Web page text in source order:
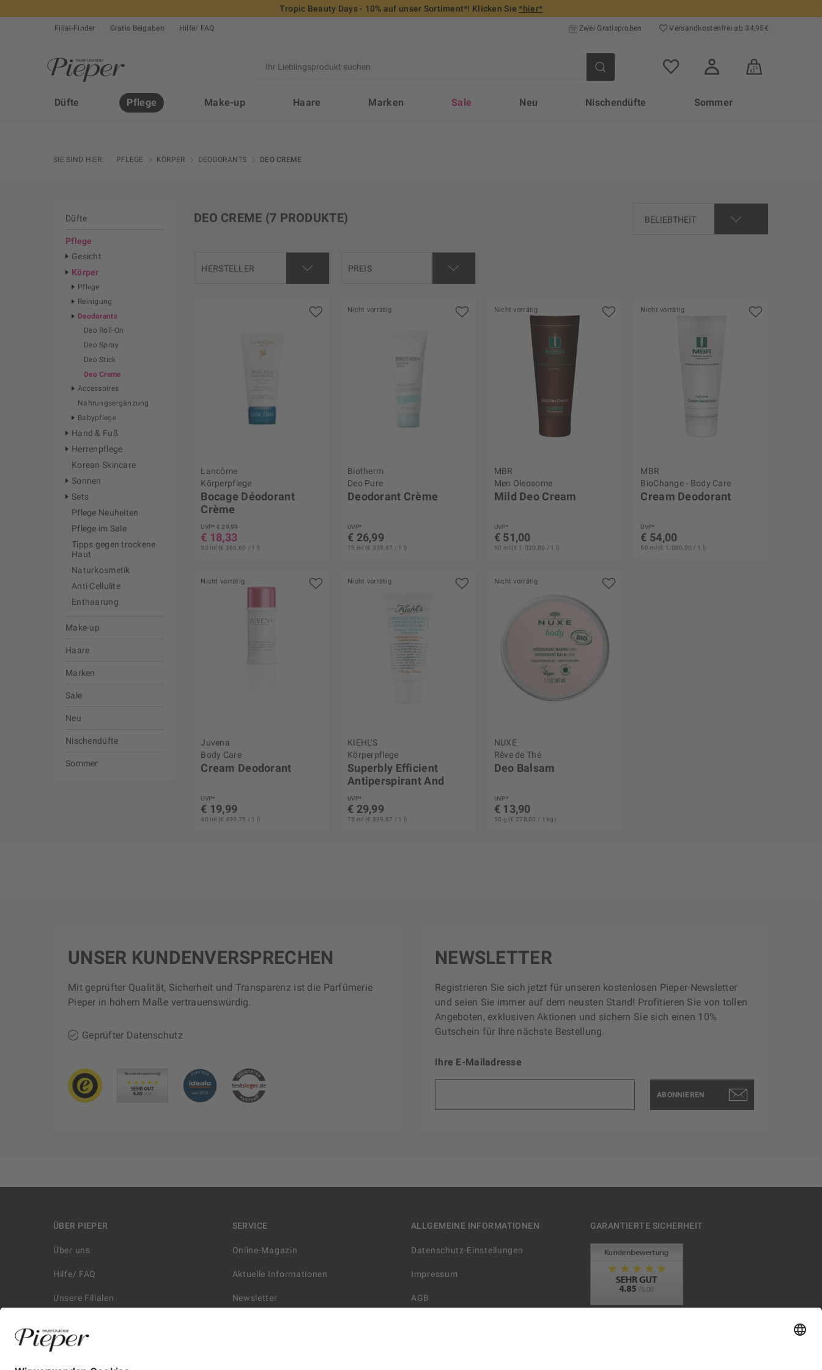
Tropic Beauty Days - 10% auf unser Sortiment*! Klicken Sie*hier*
Filial-Finder Gratis Beigaben Hilfe/ FAQ Zwei Gratisproben Versand­kosten­frei ab 34,95€
Düfte Pflege Make-up Haare Marken Sale Neu Nischendüfte Sommer
SIE SIND HIER: PFLEGE KÖRPER DEODORANTS DEO CREME
Düfte
Pflege
Gesicht
Körper
Pflege
Reinigung
Deodorants
Deo Roll-On
Deo Spray
Deo Stick
Deo Creme
Accessoires
Nahrungsergänzung
Babypflege
Hand & Fuß
Herrenpflege
Korean Skincare
Sonnen
Sets
Pflege Neuheiten
Pflege im Sale
Tipps gegen trockene
Haut
Naturkosmetik
Anti Cellulite
Enthaarung
Make-up
Haare
Marken
Sale
Neu
Nischendüfte
Sommer
DEO CREME (7 PRODUKTE)
HERSTELLER PREIS
von€ 13,90
Lancôme
Körperpflege
Bocage Déodorant
Crème
UVP* € 29,99
€ 18,33
50 ml (€ 366,60 / 1 l)
Nicht vorrätig
Biotherm
Deo Pure
Deodorant Crème
UVP*
€ 26,99
75 ml (€ 359,87 / 1 l)
Nicht vorrätig
MBR
Men Oleosome
Mild Deo Cream
UVP*
€ 51,00
50 ml (€ 1.020,00 / 1 l)
Nicht vorrätig
MBR
BioChange - Body Care
Cream Deodorant
UVP*
€ 54,00
50 ml (€ 1.080,00 / 1 l)
Nicht vorrätig
Juvena
Body Care
Cream Deodorant
UVP*
€ 19,99
40 ml (€ 499,75 / 1 l)
Nicht vorrätig
KIEHL'S
Körperpflege
Superbly Efficient
Antiperspirant And
Deodorant...
UVP*
€ 29,99
75 ml (€ 399,87 / 1 l)
Nicht vorrätig
NUXE
Rêve de Thé
Deo Balsam
UVP*
€ 13,90
50 g (€ 278,00 / 1 kg)
NEWSLETTER
Registrieren Sie sich jetzt für unseren kostenlosen Pieper-Newsletter
und seien Sie immer auf dem neusten Stand! Profitieren Sie von tollen
Angeboten, exklusiven Aktionen und sichern Sie sich einen 10%
Gutschein für Ihre nächste Bestellung.
Ihre E-Mailadresse
ABONNIEREN
UNSER KUNDENVERSPRECHEN
Mit geprüfter Qualität, Sicherheit und Transparenz ist die Parfümerie
Pieper in hohem Maße vertrauenswürdig.
Geprüfter Datenschutz
ÜBER PIEPER
Über uns
Hilfe/ FAQ
Unsere Filialen
Historie
SERVICE
Online-Magazin
Aktuelle Informationen
Newsletter
ALLGEMEINE INFORMATIONEN
Datenschutz-Einstellungen
Impressum
AGB
GARANTIERTE SICHERHEIT